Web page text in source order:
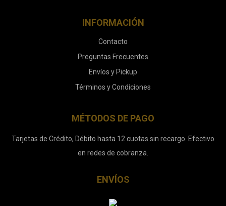
INFORMACIÓN
Contacto
Preguntas Frecuentes
Envíos y Pickup
Términos y Condiciones
MÉTODOS DE PAGO
Tarjetas de Crédito, Débito hasta 12 cuotas sin recargo. Efectivo
en redes de cobranza.
ENVÍOS